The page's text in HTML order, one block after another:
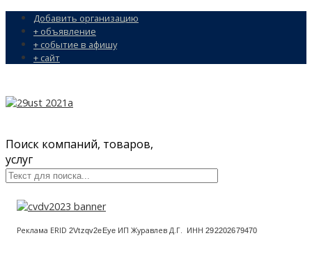
Добавить организацию
+ объявление
+ событие в афишу
+ сайт
Поиск компаний, товаров,
услуг
Реклама ERID 2Vtzqv2eEye ИП Журавлев Д.Г. ИНН292202679470